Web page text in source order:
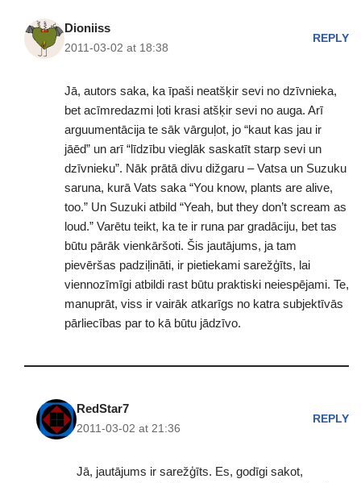
Dioniiss
2011-03-02 at 18:38
REPLY
Jā, autors saka, ka īpaši neatšķir sevi no dzīvnieka,
bet acīmredazmi ļoti krasi atšķir sevi no auga. Arī
arguumentācija te sāk vārguļot, jo “kaut kas jau ir
jāēd” un arī “līdzību vieglāk saskatīt starp sevi un
dzīvnieku”. Nāk prātā divu dižgaru – Vatsa un Suzuku
saruna, kurā Vats saka “You know, plants are alive,
too.” Un Suzuki atbild “Yeah, but they don’t scream as
loud.” Varētu teikt, ka te ir runa par gradāciju, bet tas
būtu pārāk vienkāršoti. Šis jautājums, ja tam
pievēršas padziļināti, ir pietiekami sarežģīts, lai
viennozīmīgi atbildi rast būtu praktiski neiespējami. Te,
manuprāt, viss ir vairāk atkarīgs no katra subjektīvās
pārliecības par to kā būtu jādzīvo.
RedStar7
2011-03-02 at 21:36
REPLY
Jā, jautājums ir sarežģīts. Es, godīgi sakot,